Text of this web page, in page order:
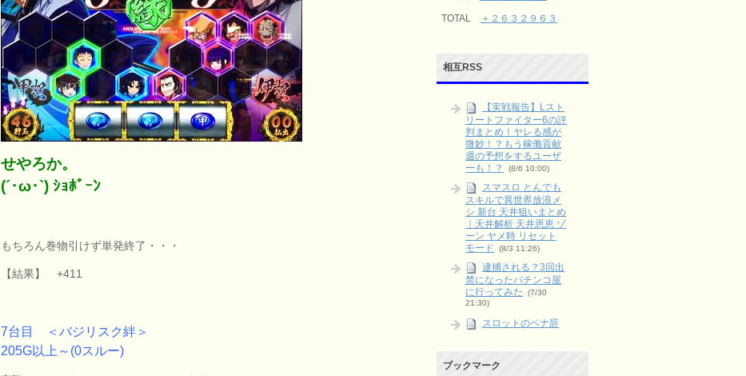
せやろか。
(´･ω･`) ｼｮﾎﾞｰﾝ
もちろん巻物引けず単発終了・・・
【結果】 +411
7台目 ＜バジリスク絆＞
205G以上～(0スルー)
TOTAL
＋２６３２９６３
相互RSS
【実戦報告】Lスト
リートファイター6の評
判まとめ！ヤレる感が
微妙！？もう稼働貢献
週の予想をするユーザ
ーも！？
(8/6 10:00)
スマスロ とんでも
スキルで異世界放浪メ
シ 新台 天井狙いまとめ
｜天井解析 天井恩恵 ゾ
ーン ヤメ時 リセット
モード
(8/3 11:26)
逮捕される？3回出
禁になったパチンコ屋
に行ってみた
(7/30
21:30)
スロットのペナ辞
ーンで整理
ブックマーク